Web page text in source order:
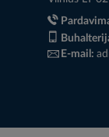
E-mail: